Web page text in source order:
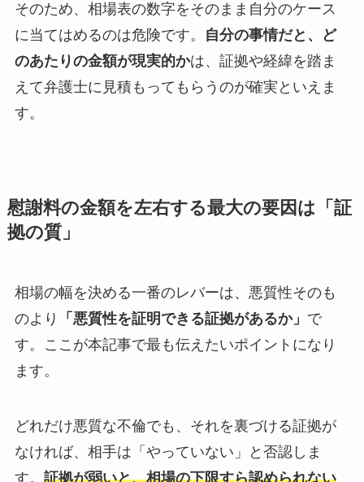
そのため、相場表の数字をそのまま自分のケース
に当てはめるのは危険です。
自分の事情だと、ど
のあたりの金額が現実的かは、証拠や経緯を踏ま
えて弁護士に見積もってもらうのが確実といえま
す。
慰謝料の金額を左右する最大の要因は「証
拠の質」
相場の幅を決める一番のレバーは、悪質性そのも
のより
「悪質性を証明できる証拠があるか」 で
す。ここが本記事で最も伝えたいポイントになり
ます。
どれだけ悪質な不倫でも、それを裏づける証拠が
なければ、相手は「やっていない」と否認しま
す。 証拠が弱いと、相場の下限すら認められない